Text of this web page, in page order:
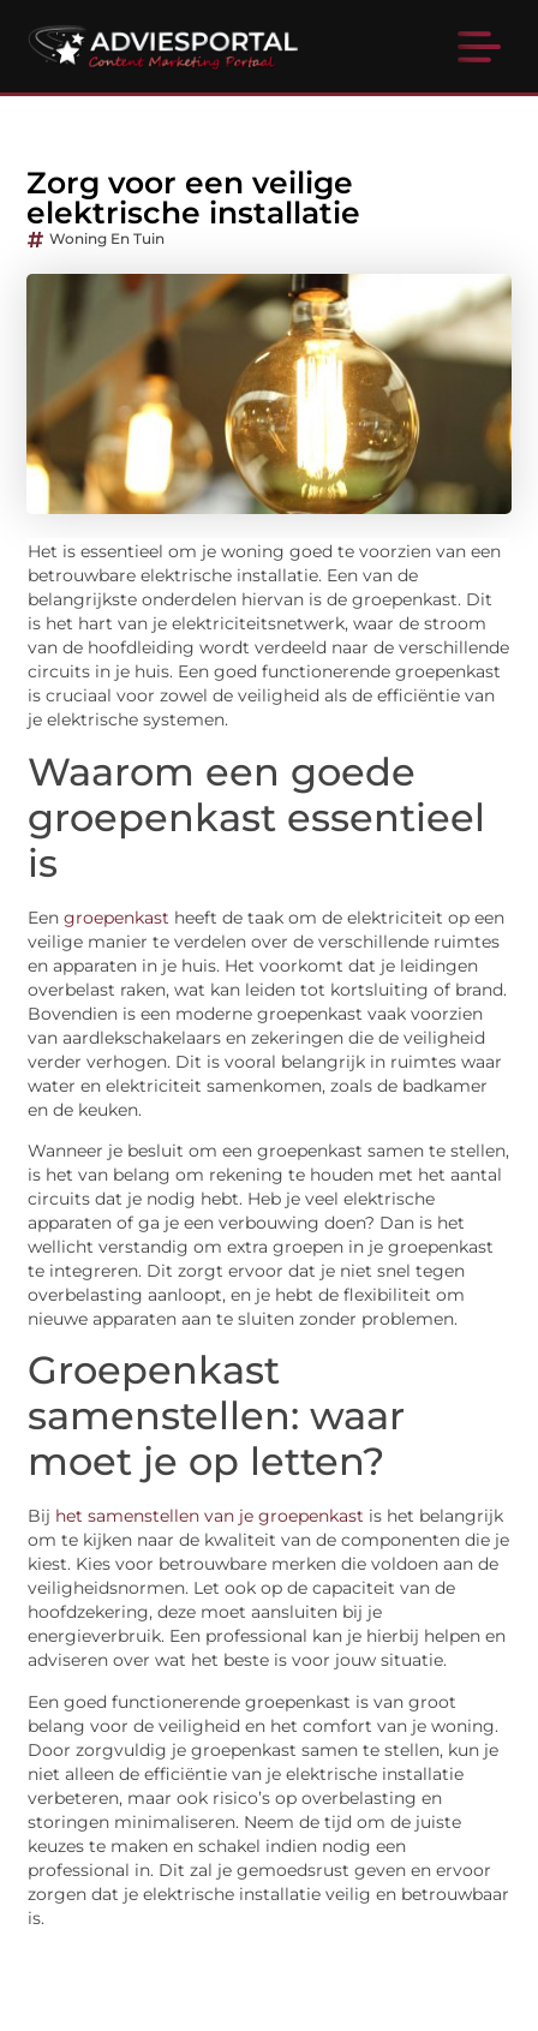
Zorg voor een veilige
elektrische installatie
Woning En Tuin
Het is essentieel om je woning goed te voorzien van een
betrouwbare elektrische installatie. Een van de
belangrijkste onderdelen hiervan is de groepenkast. Dit
is het hart van je elektriciteitsnetwerk, waar de stroom
van de hoofdleiding wordt verdeeld naar de verschillende
circuits in je huis. Een goed functionerende groepenkast
is cruciaal voor zowel de veiligheid als de efficiëntie van
je elektrische systemen.
Waarom een goede
groepenkast essentieel
is
Eengroepenkast heeft de taak om de elektriciteit op een
veilige manier te verdelen over de verschillende ruimtes
en apparaten in je huis. Het voorkomt dat je leidingen
overbelast raken, wat kan leiden tot kortsluiting of brand.
Bovendien is een moderne groepenkast vaak voorzien
van aardlekschakelaars en zekeringen die de veiligheid
verder verhogen. Dit is vooral belangrijk in ruimtes waar
water en elektriciteit samenkomen, zoals de badkamer
en de keuken.
Wanneer je besluit om een groepenkast samen te stellen,
is het van belang om rekening te houden met het aantal
circuits dat je nodig hebt. Heb je veel elektrische
apparaten of ga je een verbouwing doen? Dan is het
wellicht verstandig om extra groepen in je groepenkast
te integreren. Dit zorgt ervoor dat je niet snel tegen
overbelasting aanloopt, en je hebt de flexibiliteit om
nieuwe apparaten aan te sluiten zonder problemen.
Groepenkast
samenstellen: waar
moet je op letten?
Bij het samenstellen van je groepenkast is het belangrijk
om te kijken naar de kwaliteit van de componenten die je
kiest. Kies voor betrouwbare merken die voldoen aan de
veiligheidsnormen. Let ook op de capaciteit van de
hoofdzekering, deze moet aansluiten bij je
energieverbruik. Een professional kan je hierbij helpen en
adviseren over wat het beste is voor jouw situatie.
Een goed functionerende groepenkast is van groot
belang voor de veiligheid en het comfort van je woning.
Door zorgvuldig je groepenkast samen te stellen, kun je
niet alleen de efficiëntie van je elektrische installatie
verbeteren, maar ook risico’s op overbelasting en
storingen minimaliseren. Neem de tijd om de juiste
keuzes te maken en schakel indien nodig een
professional in. Dit zal je gemoedsrust geven en ervoor
zorgen dat je elektrische installatie veilig en betrouwbaar
is.